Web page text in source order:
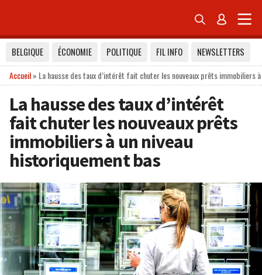
 
BELGIQUE ÉCONOMIE POLITIQUE FIL INFO
NEWSLETTERS
Accueil» La hausse des taux d’intérêt fait chuter les nouveaux prêts immobiliers
La hausse des taux d’intérêt
fait chuter les nouveaux prêts
immobiliers à un niveau
historiquement bas